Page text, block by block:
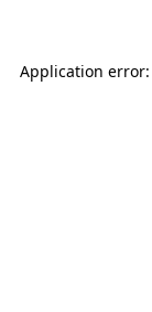
Application